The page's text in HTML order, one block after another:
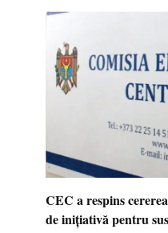
CEC a respins
de inițiativă pentru